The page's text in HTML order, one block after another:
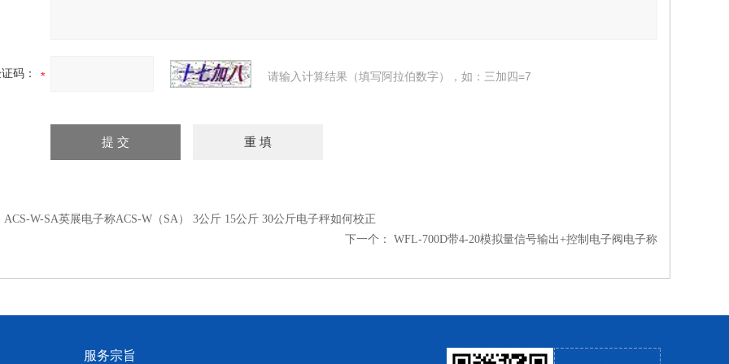
码： 请输入计算结果（填写阿拉伯数字），如：三加四=7
ACS-W-SA英展电子称ACS-W（SA） 3公斤 15公斤 30公斤电子秤如何校正
下一个：
WFL-700D带4-20模拟量信号输出+控制电子阀电子称
服务宗旨